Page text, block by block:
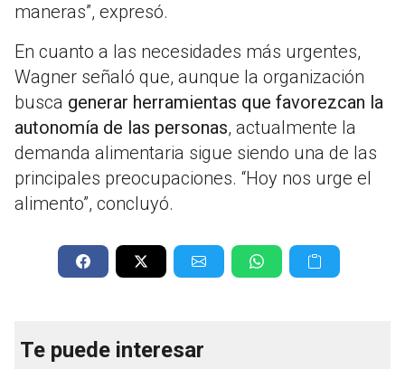
maneras”, expresó.
En cuanto a las necesidades más urgentes,
Wagner señaló que, aunque la organización
busca generar herramientas que favorezcan la
autonomía de las personas, actualmente la
demanda alimentaria sigue siendo una de las
principales preocupaciones. “Hoy nos urge el
alimento”, concluyó.
Te puede interesar